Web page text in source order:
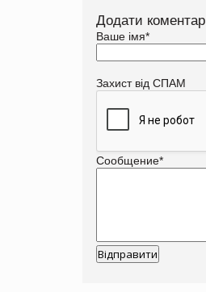
Додати коментар
Ваше імя*
Захист від СПАМ
Сообщение*